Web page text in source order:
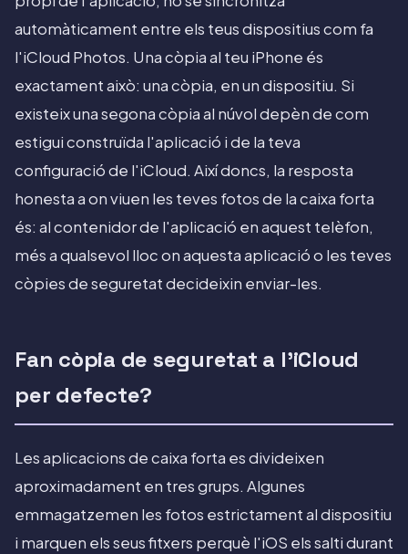
automàticament entre els teus dispositius com fa
l'iCloud Photos. Una còpia al teu iPhone és
exactament això: una còpia, en un dispositiu. Si
existeix una segona còpia al núvol depèn de com
estigui construïda l'aplicació i de la teva
configuració de l'iCloud. Així doncs, la resposta
honesta a on viuen les teves fotos de la caixa forta
és: al contenidor de l'aplicació en aquest telèfon,
més a qualsevol lloc on aquesta aplicació o les teves
còpies de seguretat decideixin enviar-les.
Fan còpia de seguretat a l'iCloud
per defecte?
Les aplicacions de caixa forta es divideixen
aproximadament en tres grups. Algunes
emmagatzemen les fotos estrictament al dispositiu
i marquen els seus fitxers perquè l'iOS els salti durant